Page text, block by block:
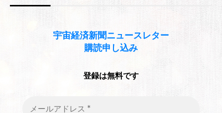
宇宙経済新聞ニュースレター
購読申し込み
登録は無料です